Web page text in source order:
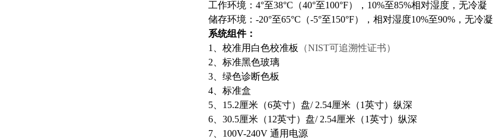
工作环境：4°至38°C（40°至100°F），10%至85%相对湿度，无冷凝
储存环境：-20°至65°C（-5°至150°F），相对湿度10%至90%，无冷凝
系统组件：
1、校准用 白色校准板
（NIST可追溯性证书）
2、标准黑色玻璃
3、绿色诊断色板
4、标准盒
5、15.2厘米（6英寸）盘/ 2.54厘米（1英寸）纵深
6、30.5厘米（12英寸）盘/ 2.54厘米（1英寸）纵深
7、100V-240V 通用电源